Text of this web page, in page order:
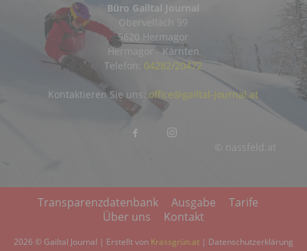
Büro Gailtal Journal
Obervellach 99
9620 Hermagor
Hermagor - Kärnten
Telefon: 04282/20472
© nassfeld.at
Kontaktieren Sie uns: office@gailtal-journal.at
Transparenzdatenbank Ausgabe
Tarife
Über uns
Kontakt
2026 © Gailtal Journal | Erstellt von Krassgrün.at | Datenschutzerklärung